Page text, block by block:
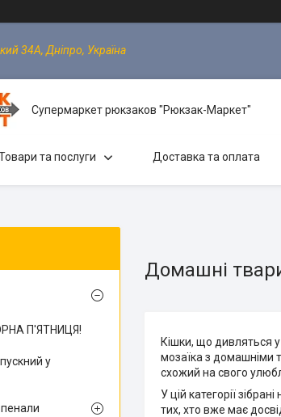
34А, Дніпро, Україна
Супермаркет рюкзаков "Рюкзак-Маркет"
та послуги Доставка та оплата
Домашні
Кішки, що дивляться
мозаїка з домашніми
схожий на свого
У цій категорії
тих, хто вже має
П'ЯТНИЦЯ!
у
пенали